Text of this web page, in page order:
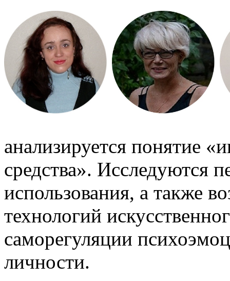
анализируется понятие
средства». Исследуются
использования, а также
технологий
саморегуляции
личности.